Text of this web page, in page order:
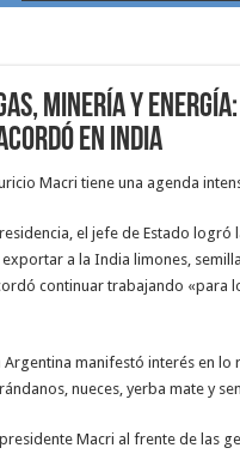
minería y
en India
Macri tiene una agenda
el jefe de Estado
a la India limones,
continuar trabajando «para
Argentina manifestó interés en
nueces, yerba mate y
Macri al frente de las